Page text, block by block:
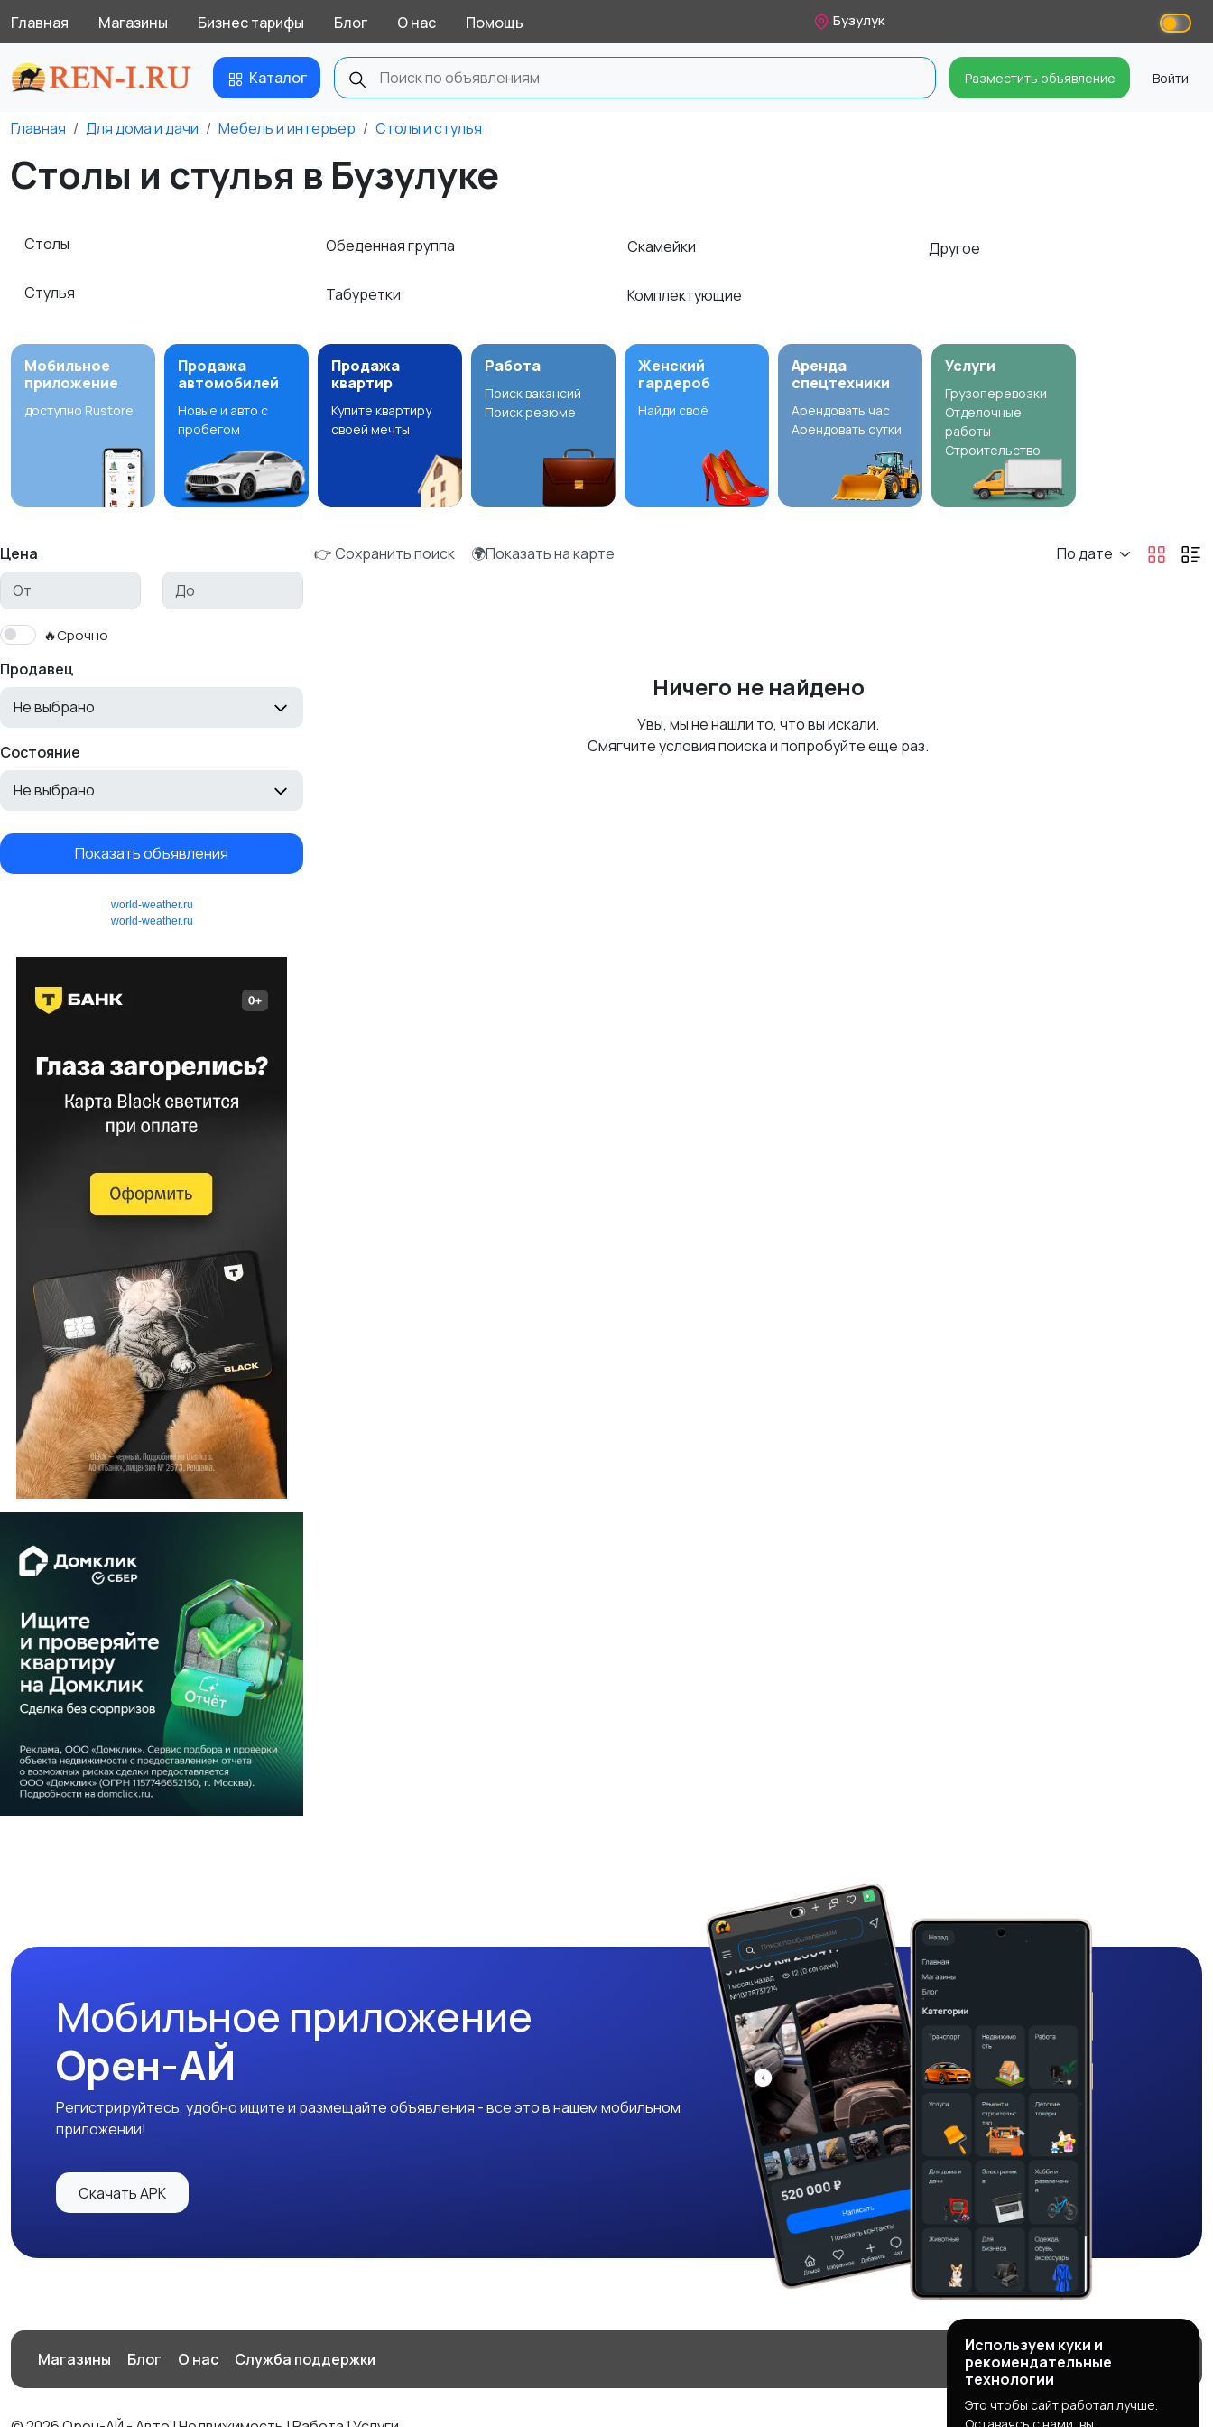
Главная Магазины Бизнес тарифы Блог О нас Помощь Бузулук
Каталог Разместить объявление Войти
Главная Для дома и дачи Мебель и интерьер Столы и стулья
Столы и стулья в Бузулуке
Столы
Стулья
Обеденная группа
Табуретки
Скамейки
Комплектующие
Другое
Мобильное
приложение
доступно Rustore
Продажа
автомобилей
Новые и авто с
пробегом
Продажа
квартир
Купите квартиру
своей мечты
Работа
Поиск вакансий
Поиск резюме
Женский
гардероб
Найди своё
Аренда
спецтехники
Арендовать час
Арендовать сутки
Услуги
Грузоперевозки
Отделочные
работы
Строительство
Цена
🔥Срочно
Продавец
Не выбрано
Состояние
Не выбрано
Показать объявления
world-weather.ru
world-weather.ru
👉 Сохранить поиск 🌍Показать на карте По дате
Ничего не найдено
Увы, мы не нашли то, что вы искали.
Смягчите условия поиска и попробуйте еще раз.
Мобильное приложение
Орен-АЙ
Регистрируйтесь, удобно ищите и размещайте объявления - все это в нашем мобильном
приложении!
Скачать APK
Магазины Блог О нас Служба поддержки
Используем куки и
рекомендательные
технологии
Это чтобы сайт работал лучше.